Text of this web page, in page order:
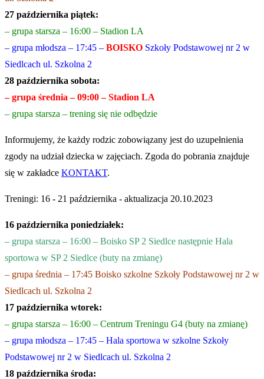
27 października piątek:
– grupa starsza – 16:00 – Stadion LA
– grupa młodsza – 17:45 – BOISKO Szkoły Podstawowej nr 2 w
Siedlcach ul. Szkolna 2
28 października sobota:
– grupa średnia – 09:00 – Stadion LA
– grupa starsza – trening się nie odbędzie
Informujemy, że każdy rodzic zobowiązany jest do uzupełnienia
zgody na udział dziecka w zajęciach. Zgoda do pobrania znajduje
się w zakładce KONTAKT.
Treningi: 16 - 21 października - aktualizacja 20.10.2023
16 października poniedziałek:
– grupa starsza – 16:00 – Boisko SP 2 Siedlce następnie Hala
sportowa w SP 2 Siedlce (buty na zmianę)
– grupa średnia – 17:45 Boisko szkolne Szkoły Podstawowej nr 2 w
Siedlcach ul. Szkolna 2
17 października wtorek:
– grupa starsza – 16:00 – Centrum Treningu G4 (buty na zmianę)
– grupa młodsza – 17:45 – Hala sportowa w szkolne Szkoły
Podstawowej nr 2 w Siedlcach ul. Szkolna 2
18 października środa: